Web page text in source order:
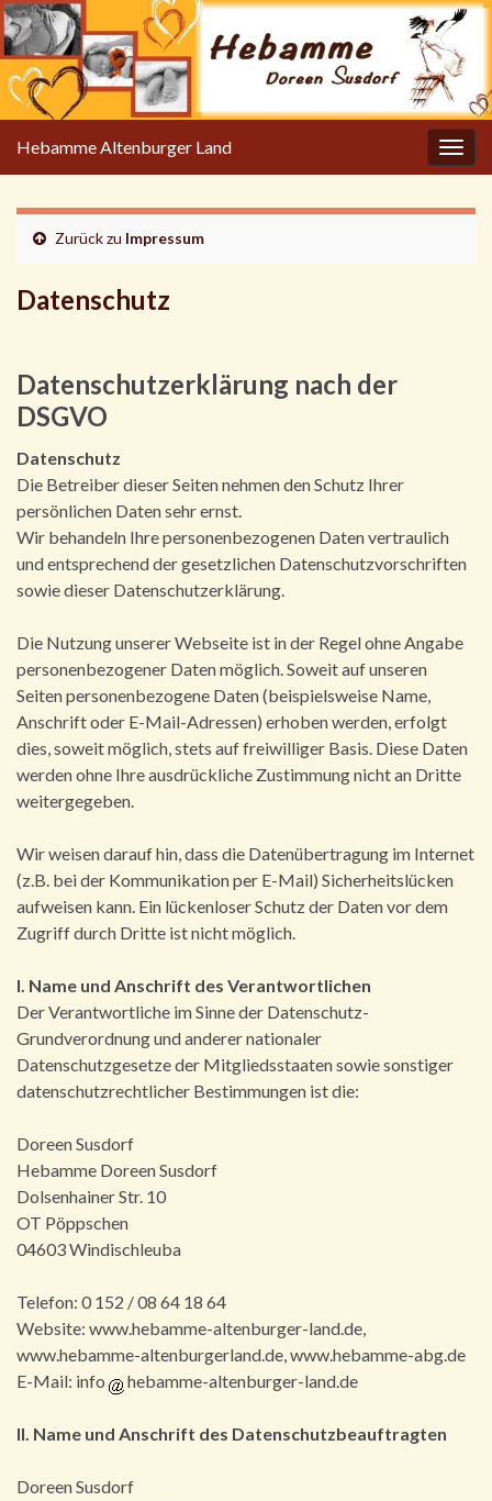
Hebamme Altenburger Land
Zurück zu Impressum
Datenschutz
Datenschutzerklärung nach der
DSGVO
Datenschutz
Die Betreiber dieser Seiten nehmen den Schutz Ihrer
persönlichen Daten sehr ernst.
Wir behandeln Ihre personenbezogenen Daten vertraulich
und entsprechend der gesetzlichen Datenschutzvorschriften
sowie dieser Datenschutzerklärung.
Die Nutzung unserer Webseite ist in der Regel ohne Angabe
personenbezogener Daten möglich. Soweit auf unseren
Seiten personenbezogene Daten (beispielsweise Name,
Anschrift oder E-Mail-Adressen) erhoben werden, erfolgt
dies, soweit möglich, stets auf freiwilliger Basis. Diese Daten
werden ohne Ihre ausdrückliche Zustimmung nicht an Dritte
weitergegeben.
Wir weisen darauf hin, dass die Datenübertragung im Internet
(z.B. bei der Kommunikation per E-Mail) Sicherheitslücken
aufweisen kann. Ein lückenloser Schutz der Daten vor dem
Zugriff durch Dritte ist nicht möglich.
I. Name und Anschrift des Verantwortlichen
Der Verantwortliche im Sinne der Datenschutz-
Grundverordnung und anderer nationaler
Datenschutzgesetze der Mitgliedsstaaten sowie sonstiger
datenschutzrechtlicher Bestimmungen ist die:
Doreen Susdorf
Hebamme Doreen Susdorf
Dolsenhainer Str. 10
OT Pöppschen
04603 Windischleuba
Telefon: 0 152 / 08 64 18 64
Website: www.hebamme-altenburger-land.de,
www.hebamme-altenburgerland.de, www.hebamme-abg.de
E-Mail: info
hebamme-altenburger-land.de
II. Name und Anschrift des Datenschutzbeauftragten
Doreen Susdorf